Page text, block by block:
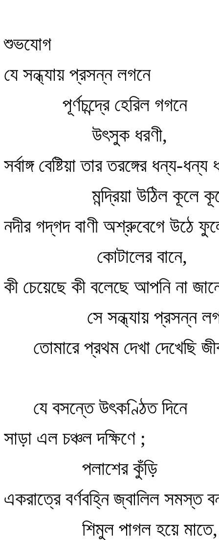
শুভযোগ
যে সন্ধ্যায় প্রসন্ন লগনে
পূর্ণচন্দ্রে হেরিল গগনে
উৎসুক ধরণী,
সর্বাঙ্গ বেষ্টিয়া তার তরঙ্গের ধন্য-ধন্য
মন্দ্রিয়া উঠিল কূলে
নদীর গদ্‌গদ বাণী অশ্রুবেগে উঠে
কোটালের বানে,
কী চেয়েছে কী বলেছে আপনি না
সে সন্ধ্যায় প্রসন্ন
তোমারে প্রথম দেখা দেখেছি
যে বসন্তে উৎকণ্ঠিত দিনে
সাড়া এল চঞ্চল দক্ষিণে ;
পলাশের কুঁড়ি
একরাত্রে বর্ণবহ্নি জ্বালিল সমস্ত
শিমুল পাগল হয়ে মাতে,